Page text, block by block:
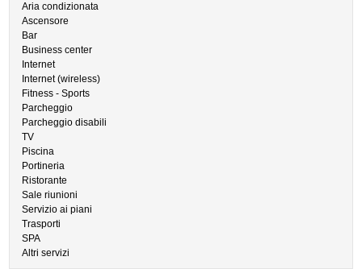
Aria condizionata
Ascensore
Bar
Business center
Internet
Internet (wireless)
Fitness - Sports
Parcheggio
Parcheggio disabili
TV
Piscina
Portineria
Ristorante
Sale riunioni
Servizio ai piani
Trasporti
SPA
Altri servizi